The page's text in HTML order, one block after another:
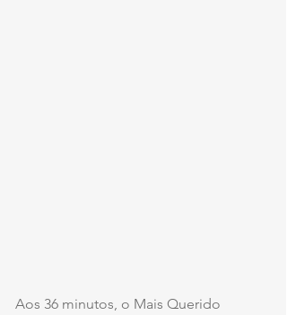
Aos 36 minutos, o Mais Querido